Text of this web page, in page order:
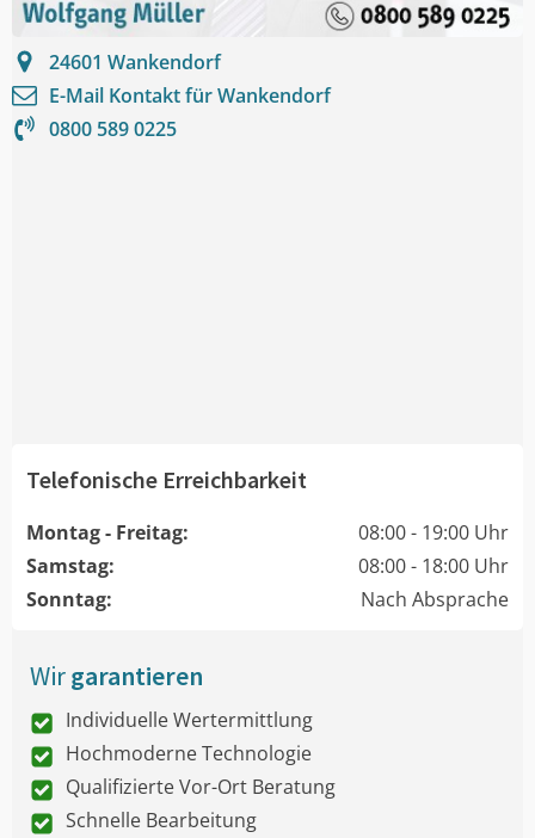
24601 Wankendorf
E-Mail Kontakt fürWankendorf
0800 589 0225
Telefonische Erreichbarkeit
Montag - Freitag:
08:00 - 19:00 Uhr
Samstag:
08:00 - 18:00 Uhr
Sonntag:
Nach Absprache
Wirgarantieren
Individuelle Wertermittlung
Hochmoderne Technologie
Qualifizierte Vor-Ort Beratung
Schnelle Bearbeitung